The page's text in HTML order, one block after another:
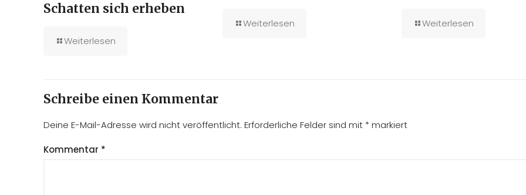
Schatten sich erheben
Weiterlesen
Weiterlesen Weiterlesen
Schreibe einen Kommentar
Deine E-Mail-Adresse wird nicht veröffentlicht. Erforderliche Felder sind mit * markiert
Kommentar *